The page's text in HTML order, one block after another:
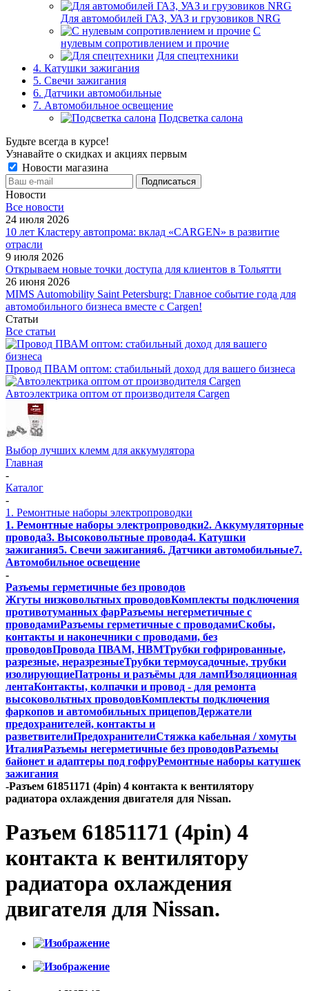
Для автомобилей ГАЗ, УАЗ и грузовиков NRG
С
нулевым сопротивлением и прочие
Для спецтехники
4. Катушки зажигания
5. Свечи зажигания
6. Датчики автомобильные
7. Автомобильное освещение
Подсветка салона
Будьте всегда в курсе!
Узнавайте о скидках и акциях первым
Новости магазина
Новости
Все новости
24 июля 2026
10 лет Кластеру автопрома: вклад «CARGEN» в развитие
отрасли
9 июля 2026
Открываем новые точки доступа для клиентов в Тольятти
26 июня 2026
MIMS Automobility Saint Petersburg: Главное событие года для
автомобильного бизнеса вместе с Cargen!
Статьи
Все статьи
Провод ПВАМ оптом: стабильный доход для вашего бизнеса
Автоэлектрика оптом от производителя Cargen
Выбор лучших клемм для аккумулятора
Главная
-
Каталог
-
1. Ремонтные наборы электропроводки
1. Ремонтные наборы электропроводки2. Аккумуляторные
провода3. Высоковольтные провода4. Катушки
зажигания5. Свечи зажигания6. Датчики автомобильные7.
Автомобильное освещение
-
Разъемы герметичные без проводов
Жгуты низковольтных проводовКомплекты подключения
противотуманных фарРазъемы негерметичные с
проводамиРазъемы герметичные с проводамиСкобы,
контакты и наконечники с проводами, без
проводовПровода ПВАМ, НВМТрубки гофрированные,
разрезные, неразрезныеТрубки термоусадочные, трубки
изолирующиеПатроны и разъёмы для лампИзоляционная
лентаКонтакты, колпачки и провод - для ремонта
высоковольтных проводовКомплекты подключения
фаркопов и автомобильных прицеповДержатели
предохранителей, контакты и
разветвителиПредохранителиСтяжка кабельная / хомуты
ИталияРазъемы негерметичные без проводовРазъемы
байонет и адаптеры под гофруРемонтные наборы катушек
зажигания
-Разъем 61851171 (4pin) 4 контакта к вентилятору
радиатора охлаждения двигателя для Nissan.
Разъем 61851171 (4pin) 4
контакта к вентилятору
радиатора охлаждения
двигателя для Nissan.